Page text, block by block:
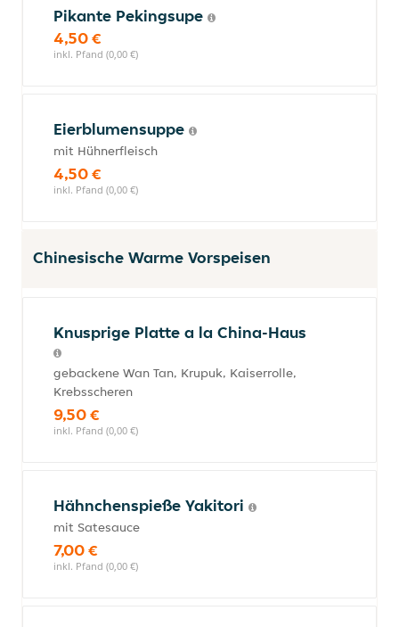
Pikante Pekingsupe
4,50 €
inkl. Pfand (0,00 €)
Eierblumensuppe
mit Hühnerfleisch
4,50 €
inkl. Pfand (0,00 €)
Chinesische Warme Vorspeisen
Knusprige Platte a la China-Haus
gebackene Wan Tan, Krupuk, Kaiserrolle,
Krebsscheren
9,50 €
inkl. Pfand (0,00 €)
Hähnchenspieße Yakitori
mit Satesauce
7,00 €
inkl. Pfand (0,00 €)